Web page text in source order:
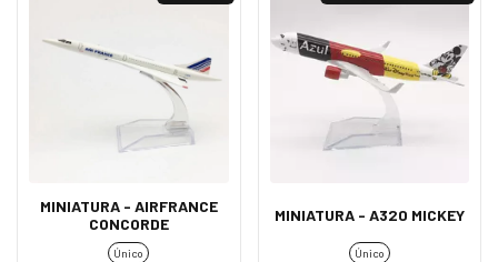
MINIATURA - AIRFRANCE
CONCORDE
Único
MINIATURA - A320 MICKEY
Único